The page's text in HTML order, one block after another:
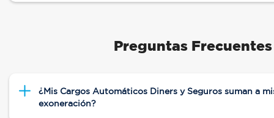
Preguntas Frecuentes
¿Mis Cargos Automáticos Diners y Seguros suman a
exoneración?